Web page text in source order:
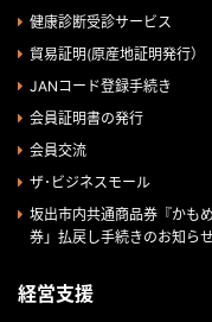
健康診断受診サービス
貿易証明(原産地証明発行）
JANコード登録手続き
会員証明書の発行
会員交流
ザ･ビジネスモール
坂出市内共通商品券『かも
券」払戻し手続きのお知らせ
経営支援